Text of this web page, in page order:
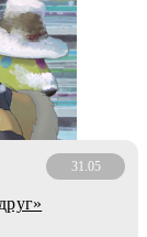
31.05